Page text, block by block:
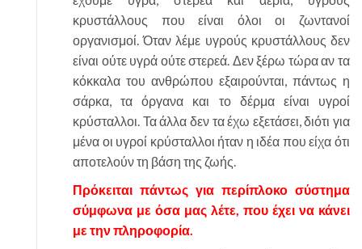
κρυστάλλους που είναι όλοι οι ζωντανοί
οργανισμοί. Όταν λέμε υγρούς κρυστάλλους δεν
είναι ούτε υγρά ούτε στερεά. Δεν ξέρω τώρα αν τα
κόκκαλα του ανθρώπου εξαιρούνται, πάντως η
σάρκα, τα όργανα και το δέρμα είναι υγροί
κρύσταλλοι. Τα άλλα δεν τα έχω εξετάσει, διότι για
μένα οι υγροί κρύσταλλοι ήταν η ιδέα που είχα ότι
αποτελούν τη βάση της ζωής.
Πρόκειται πάντως για περίπλοκο σύστημα
σύμφωνα με όσα μας λέτε, που έχει να κάνει
με την πληροφορία.